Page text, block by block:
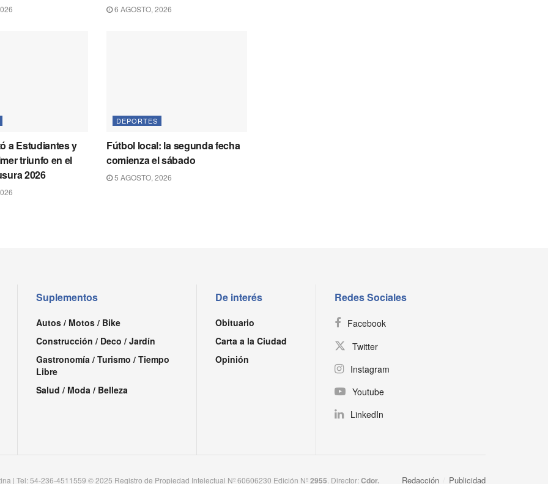
6 AGOSTO, 2026
a Estudiantes y
triunfo en el
2026
DEPORTES
Fútbol local: la segunda fecha
comienza el sábado
5 AGOSTO, 2026
Suplementos
Autos / Motos / Bike
Construcción / Deco / Jardín
Gastronomía / Turismo / Tiempo
Libre
Salud / Moda / Belleza
De interés
Obituario
Carta a la Ciudad
Opinión
Redes Sociales
Facebook
Twitter
Instagram
Youtube
LinkedIn
Redacción Publicidad
| Tel: 54-236-4511559 © 2025 Registro de Propiedad Intelectual Nº 60606230 Edición Nº2955 . Director:​Cdor.